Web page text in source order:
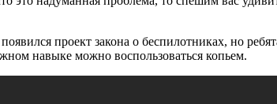
проект закона о беспилотниках, но
навыке можно воспользоваться копьем.